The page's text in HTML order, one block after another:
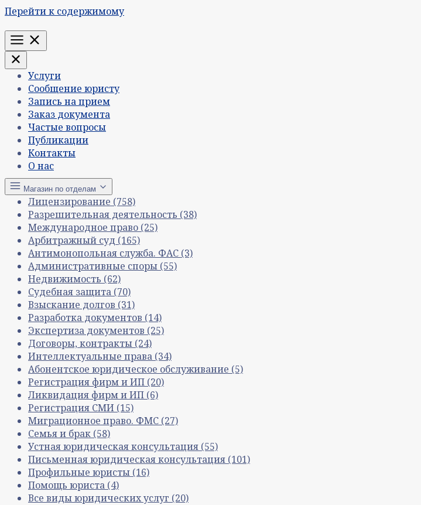
Перейти к содержимому
Меню
Услуги
Сообщение юристу
Запись на прием
Заказ документа
Частые вопросы
Публикации
Контакты
О нас
Магазин по отделам
Лицензирование (758)
Разрешительная деятельность (38)
Международное право (25)
Арбитражный суд (165)
Антимонопольная служба. ФАС (3)
Административные споры (55)
Недвижимость (62)
Судебная защита (70)
Взыскание долгов (31)
Разработка документов (14)
Экспертиза документов (25)
Договоры, контракты (24)
Интеллектуальные права (34)
Абонентское юридическое обслуживание (5)
Регистрация фирм и ИП (20)
Ликвидация фирм и ИП (6)
Регистрация СМИ (15)
Миграционное право. ФМС (27)
Семья и брак (58)
Устная юридическая консультация (55)
Письменная юридическая консультация (101)
Профильные юристы (16)
Помощь юриста (4)
Все виды юридических услуг (20)